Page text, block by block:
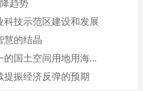
趋势
科技示范区建设和发展
慧的结晶
的国土空间用地用海...
振经济反弹的预期